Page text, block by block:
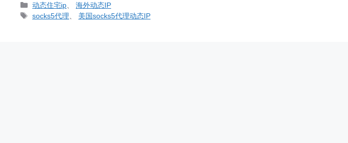
分
类
动态住宅ip 、海外动态IP
标
socks5代理 美国socks5代理动态IP